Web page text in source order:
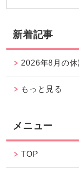
新着記事
2026年8月の
もっと見る
メニュー
TOP